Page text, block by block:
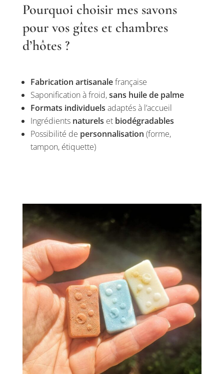
Pourquoi choisir mes savons
pour vos gîtes et chambres
d’hôtes ?
Fabrication artisanalefrançaise
Saponification à froid,sans huile de palme
Formats individuels adaptés à l’accueil
Ingrédients naturels et biodégradables
Possibilité de personnalisation (forme,
tampon, étiquette)